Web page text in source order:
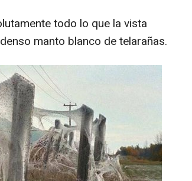
todo lo que la vista
manto blanco de telarañas.